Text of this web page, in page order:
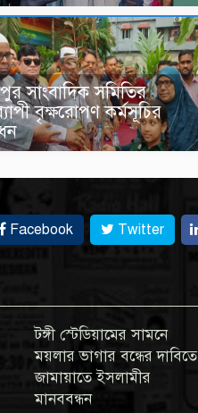
সাংবাদিক সমিতির
বৃক্ষরোপণ কর্মসূচির
Facebook Twitter
টঙ্গী স্টেডিয়ামের সামনে
ময়লার ভাগার বন্ধের দাবিতে
জামায়াতে ইসলামীর
মানববন্ধন